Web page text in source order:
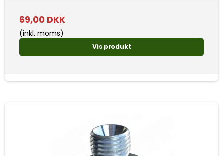
69,00 DKK
(inkl. moms)
Vis produkt